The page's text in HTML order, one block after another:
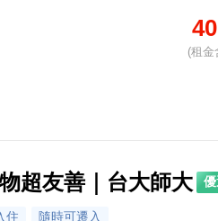
(租金
超友善｜台大師大
住 隨時可遷入